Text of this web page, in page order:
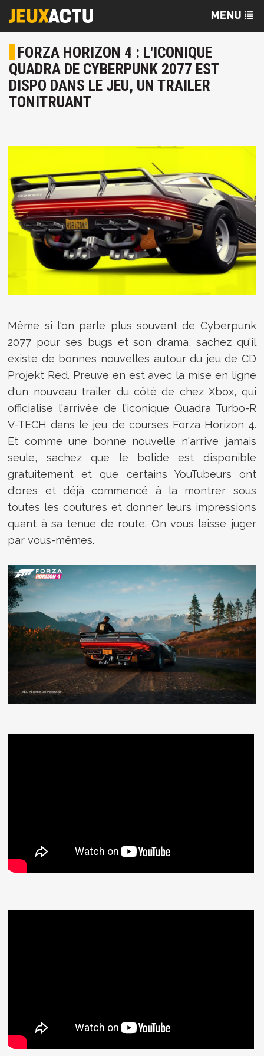
FORZA HORIZON 4 : L'ICONIQUE
QUADRA DE CYBERPUNK 2077 EST
DISPO DANS LE JEU, UN TRAILER
TONITRUANT
Même si l'on parle plus souvent de Cyberpunk
2077 pour ses bugs et son drama, sachez qu'il
existe de bonnes nouvelles autour du jeu de CD
Projekt Red. Preuve en est avec la mise en ligne
d'un nouveau trailer du côté de chez Xbox, qui
officialise l'arrivée de l'iconique Quadra Turbo-R
V-TECH dans le jeu de courses Forza Horizon 4.
Et comme une bonne nouvelle n'arrive jamais
seule, sachez que le bolide est disponible
gratuitement et que certains YouTubeurs ont
d'ores et déjà commencé à la montrer sous
toutes les coutures et donner leurs impressions
quant à sa tenue de route. On vous laisse juger
par vous-mêmes.